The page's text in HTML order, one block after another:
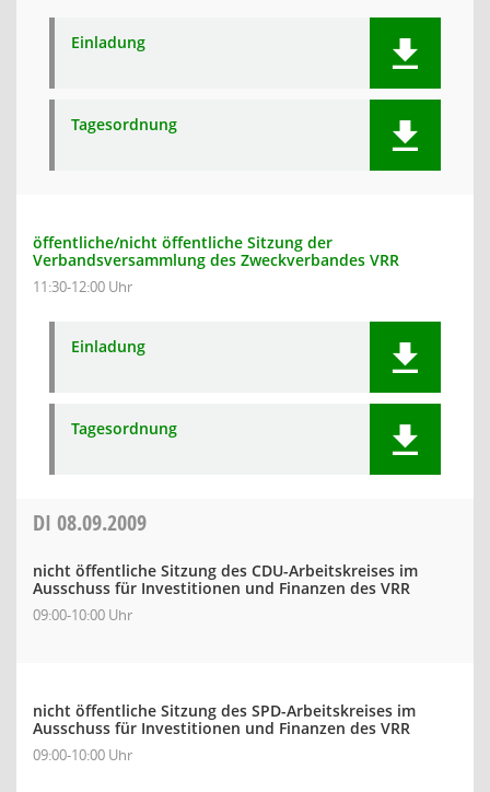
Einladung
Tagesordnung
öffentliche/nicht öffentliche Sitzung der
Verbandsversammlung des Zweckverbandes VRR
11:30-12:00 Uhr
Einladung
Tagesordnung
DI 08.09.2009
nicht öffentliche Sitzung des CDU-Arbeitskreises im
Ausschuss für Investitionen und Finanzen des VRR
09:00-10:00 Uhr
nicht öffentliche Sitzung des SPD-Arbeitskreises im
Ausschuss für Investitionen und Finanzen des VRR
09:00-10:00 Uhr